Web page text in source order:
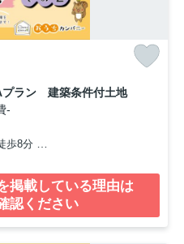
プラン 建築条件付土地
-
歩8分
掲載している理由は
認ください